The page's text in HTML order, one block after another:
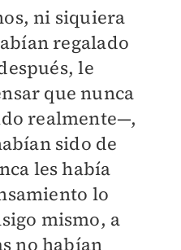
ni siquiera
regalado
le
que nunca
realmente—,
sido de
les había
lo
mismo, a
no habían